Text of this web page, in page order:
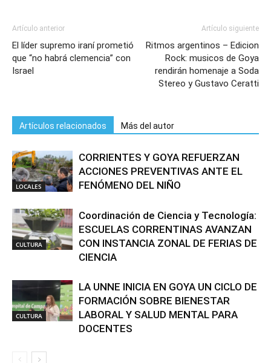
Artículo anterior
El líder supremo iraní prometió
que “no habrá clemencia” con
Israel
Artículo siguiente
Ritmos argentinos – Edicion
Rock: musicos de Goya
rendirán homenaje a Soda
Stereo y Gustavo Ceratti
Artículos relacionados Más del autor
LOCALES
CORRIENTES Y GOYA REFUERZAN
ACCIONES PREVENTIVAS ANTE EL
FENÓMENO DEL NIÑO
CULTURA
Coordinación de Ciencia y Tecnología:
ESCUELAS CORRENTINAS AVANZAN
CON INSTANCIA ZONAL DE FERIAS DE
CIENCIA
CULTURA
LA UNNE INICIA EN GOYA UN CICLO DE
FORMACIÓN SOBRE BIENESTAR
LABORAL Y SALUD MENTAL PARA
DOCENTES